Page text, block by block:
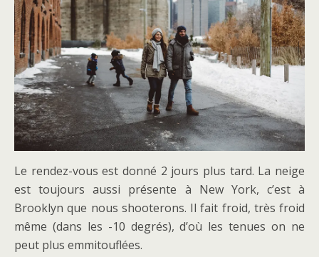
Le rendez-vous est donné 2 jours plus tard. La neige
est toujours aussi présente à New York, c’est à
Brooklyn que nous shooterons. Il fait froid, très froid
même (dans les -10 degrés), d’où les tenues on ne
peut plus emmitouflées.